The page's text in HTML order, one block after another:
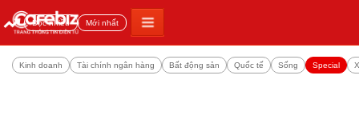
Đọc nhiều Mới nhất
Kinh doanh Tài chính ngân hàng Bất động sản Quốc tế Sống Special